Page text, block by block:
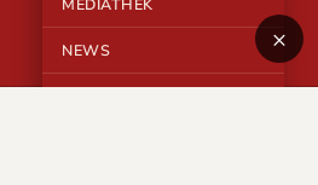
MEDIATHEK
NEWS ×